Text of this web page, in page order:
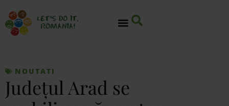
NOUTATI
Judeţul Arad se